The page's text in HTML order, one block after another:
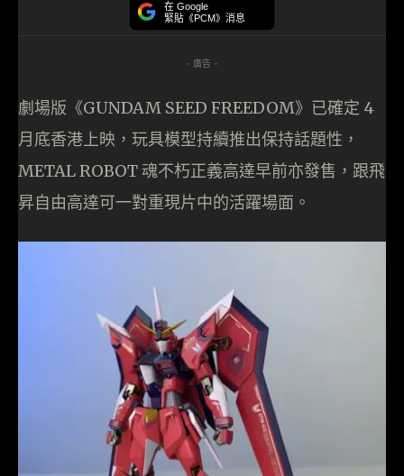
在 Google
緊貼《PCM》消息
- 廣告 -
劇場版《GUNDAM SEED FREEDOM》已確定 4
月底香港上映，玩具模型持續推出保持話題性，
METAL ROBOT 魂不朽正義高達早前亦發售，跟飛
昇自由高達可一對重現片中的活躍場面。